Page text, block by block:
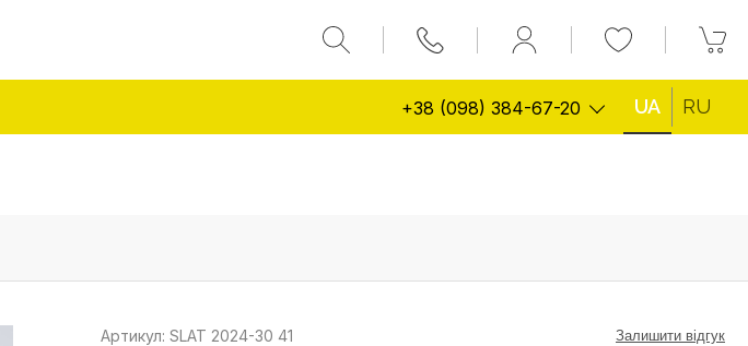
+38 (098) 384-67-20 UA RU
Артикул: SLAT 2024-30 41 Залишити відгук